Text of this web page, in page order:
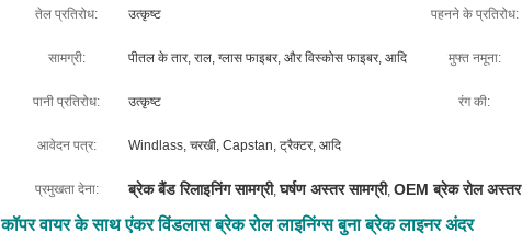
तेल प्रतिरोध: उत्कृष्ट पहनने के प्रतिरोध:
सामग्री: पीतल के तार, राल, ग्लास फाइबर, और विस्कोस फाइबर, आदि मुफ्त नमूना:
पानी प्रतिरोध: उत्कृष्ट रंग की:
आवेदन पत्र: Windlass, चरखी, Capstan, ट्रैक्टर, आदि
प्रमुखता देना: ब्रेक बैंड रिलाइनिंग सामग्री,घर्षण अस्तर सामग्री, OEM ब्रेक रोल अस्तर
कॉपर वायर के साथ एंकर विंडलास ब्रेक रोल लाइनिंग्स बुना ब्रेक लाइनर अंदर